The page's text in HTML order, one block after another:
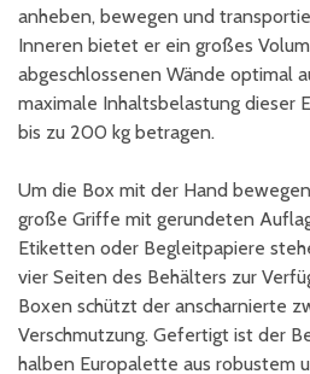
anheben, bewegen und
Inneren bietet er ein großes
abgeschlossenen Wände optimal
maximale Inhaltsbelastung dieser
bis zu 200 kg betragen.
Um die Box mit der Hand
große Griffe mit gerundeten
Etiketten oder Begleitpapiere
vier Seiten des Behälters zur
Boxen schützt der anscharnierte
Verschmutzung. Gefertigt ist der
halben Europalette aus robustem